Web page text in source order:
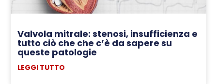
Valvola mitrale: stenosi, insufficienza e
tutto ciò che che c’è da sapere su
queste patologie
LEGGI TUTTO